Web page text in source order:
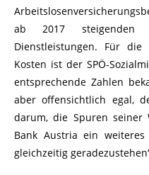
ab 2017 steigenden
Dienstleistungen. Für die
Kosten ist der SPÖ-
entsprechende Zahlen
aber offensichtlich egal,
darum, die Spuren seiner
Bank Austria ein
gleichzeitig